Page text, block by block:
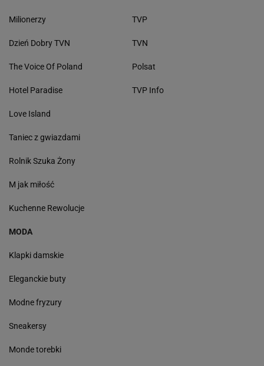
Milionerzy
Dzień Dobry TVN
The Voice Of Poland
Hotel Paradise
Love Island
Taniec z gwiazdami
Rolnik Szuka Żony
M jak miłość
Kuchenne Rewolucje
TVP
TVN
Polsat
TVP Info
MODA
Klapki damskie
Eleganckie buty
Modne fryzury
Sneakersy
Monde torebki